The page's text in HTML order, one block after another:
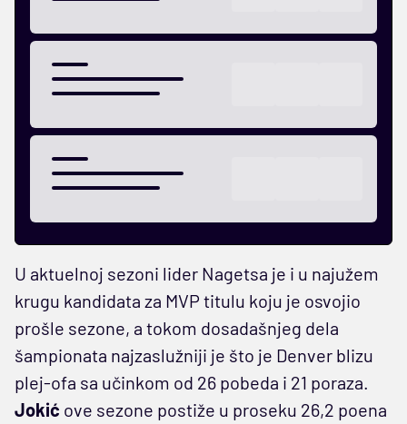
U aktuelnoj sezoni lider Nagetsa je i u najužem
krugu kandidata za MVP titulu koju je osvojio
prošle sezone, a tokom dosadašnjeg dela
šampionata najzaslužniji je što je Denver blizu
plej-ofa sa učinkom od 26 pobeda i 21 poraza.
Jokić ove sezone postiže u proseku 26,2 poena